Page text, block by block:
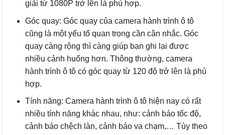
giải từ 1080P trở lên là phù hợp.
Góc quay: Góc quay của camera hành trình ô tô
cũng là một yếu tố quan trọng cần cân nhắc. Góc
quay càng rộng thì càng giúp bạn ghi lại được
nhiều cảnh huống hơn. Thông thường, camera
hành trình ô tô có góc quay từ 120 độ trở lên là phù
hợp.
Tính năng: Camera hành trình ô tô hiện nay có rất
nhiều tính năng khác nhau, như: cảnh báo tốc độ,
cảnh báo chệch làn, cảnh báo va chạm,… Tùy theo